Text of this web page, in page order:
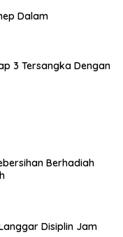
Dalam
3 Tersangka Dengan
Berhadiah
Disiplin Jam